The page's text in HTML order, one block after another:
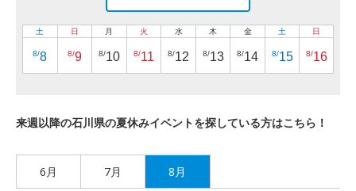
土
8/8
日
8/9
月
8/10
火
8/11
水
8/12
木
8/13
金
8/14
土
8/15
日
8/16
来週以降の石川県の夏休みイベントを探している方はこちら！
6月 7月 8月